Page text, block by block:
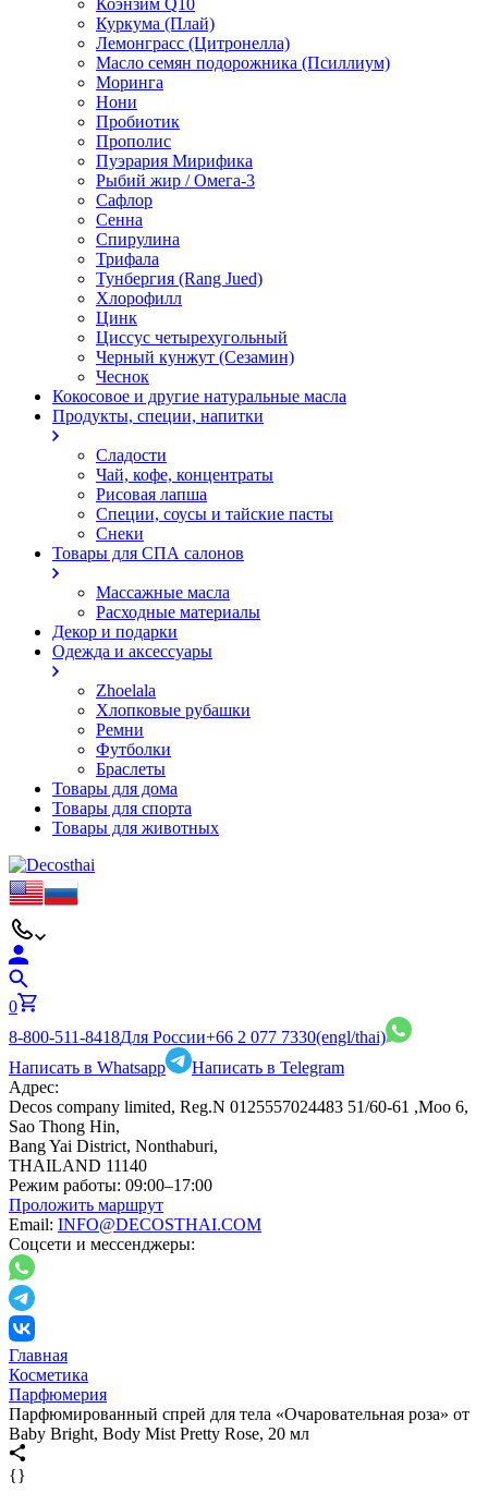
Коэнзим Q10
Куркума (Плай)
Лемонграсс (Цитронелла)
Масло семян подорожника (Псиллиум)
Моринга
Нони
Пробиотик
Прополис
Пуэрария Мирифика
Рыбий жир / Омега-3
Сафлор
Сенна
Спирулина
Трифала
Тунбергия (Rang Jued)
Хлорофилл
Цинк
Циссус четырехугольный
Черный кунжут (Сезамин)
Чеснок
Кокосовое и другие натуральные масла
Продукты, специи, напитки
Сладости
Чай, кофе, концентраты
Рисовая лапша
Специи, соусы и тайские пасты
Снеки
Товары для СПА салонов
Массажные масла
Расходные материалы
Декор и подарки
Одежда и аксессуары
Zhoelala
Хлопковые рубашки
Ремни
Футболки
Браслеты
Товары для дома
Товары для спорта
Товары для животных
0
8-800-511-8418Для России+66 2 077 7330(engl/thai)
Написать в Whatsapp
Написать в Telegram
Адрес:
Decos company limited, Reg.N 0125557024483 51/60-61 ,Moo 6,
Sao Thong Hin,
Bang Yai District, Nonthaburi,
THAILAND 11140
Режим работы: 09:00–17:00
Проложить маршрут
Email: INFO@DECOSTHAI.COM
Соцсети и мессенджеры:
Главная
Косметика
Парфюмерия
Парфюмированный спрей для тела «Очаровательная роза» от
Baby Bright, Body Mist Pretty Rose, 20 мл
{}